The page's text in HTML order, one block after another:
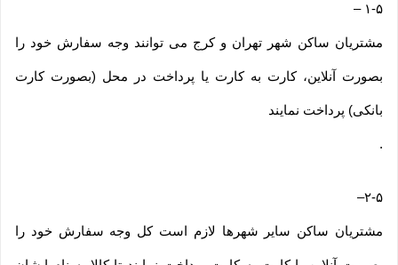
۱-۵ –
مشتریان ساکن شهر تهران و کرج می توانند وجه سفارش خود را
بصورت آنلاین، کارت به کارت یا پرداخت در محل (بصورت کارت
بانکی) پرداخت نمایند
.
۲-۵–
مشتریان ساکن سایر شهرها لازم است کل وجه سفارش خود را